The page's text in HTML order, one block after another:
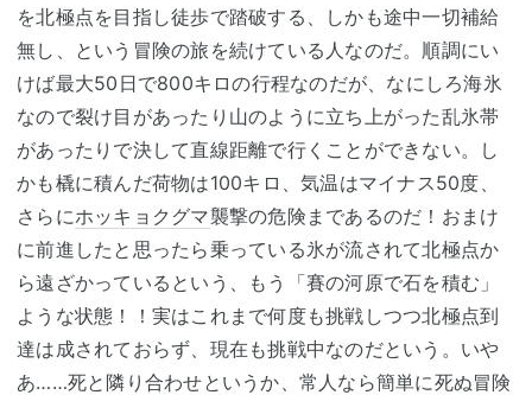
を北極点を目指し徒歩で踏破する、しかも途中一切補給
無し、という冒険の旅を続けている人なのだ。順調にい
けば最大50日で800キロの行程なのだが、なにしろ海氷
なので裂け目があったり山のように立ち上がった乱氷帯
があったりで決して直線距離で行くことができない。し
かも橇に積んだ荷物は100キロ、気温はマイナス50度、
さらにホッキョクグマ襲撃の危険まであるのだ！おまけ
に前進したと思ったら乗っている氷が流されて北極点か
ら遠ざかっているという、もう「賽の河原で石を積む」
ような状態！！実はこれまで何度も挑戦しつつ北極点到
達は成されておらず、現在も挑戦中なのだという。いや
あ……死と隣り合わせというか、常人なら簡単に死ぬ冒険